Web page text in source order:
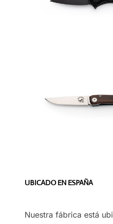
UBICADO EN ESPAÑA
Nuestra fábrica está